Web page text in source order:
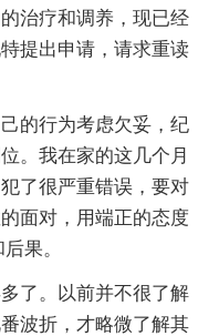
治疗和调养，现已经
提出申请，请求重读
的行为考虑欠妥，纪
。我在家的这几个月
了很严重错误，要对
面对，用端正的态度
果。
了。以前并不很了解
波折，才略微了解其